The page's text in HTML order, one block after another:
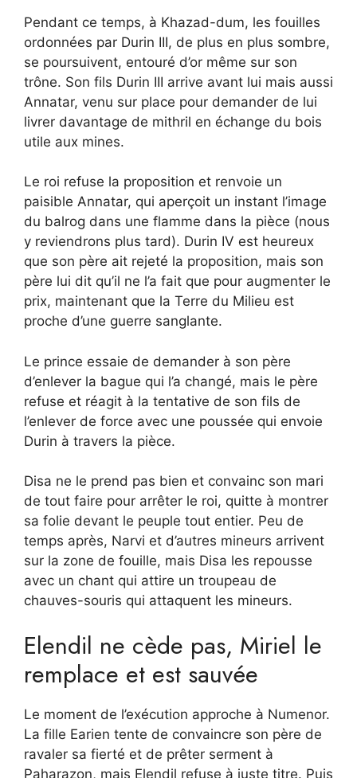
Pendant ce temps, à Khazad-dum, les fouilles
ordonnées par Durin III, de plus en plus sombre,
se poursuivent, entouré d’or même sur son
trône. Son fils Durin III arrive avant lui mais aussi
Annatar, venu sur place pour demander de lui
livrer davantage de mithril en échange du bois
utile aux mines.
Le roi refuse la proposition et renvoie un
paisible Annatar, qui aperçoit un instant l’image
du balrog dans une flamme dans la pièce (nous
y reviendrons plus tard). Durin IV est heureux
que son père ait rejeté la proposition, mais son
père lui dit qu’il ne l’a fait que pour augmenter le
prix, maintenant que la Terre du Milieu est
proche d’une guerre sanglante.
Le prince essaie de demander à son père
d’enlever la bague qui l’a changé, mais le père
refuse et réagit à la tentative de son fils de
l’enlever de force avec une poussée qui envoie
Durin à travers la pièce.
Disa ne le prend pas bien et convainc son mari
de tout faire pour arrêter le roi, quitte à montrer
sa folie devant le peuple tout entier. Peu de
temps après, Narvi et d’autres mineurs arrivent
sur la zone de fouille, mais Disa les repousse
avec un chant qui attire un troupeau de
chauves-souris qui attaquent les mineurs.
Elendil ne cède pas, Miriel le
remplace et est sauvée
Le moment de l’exécution approche à Numenor.
La fille Earien tente de convaincre son père de
ravaler sa fierté et de prêter serment à
Paharazon, mais Elendil refuse à juste titre. Puis